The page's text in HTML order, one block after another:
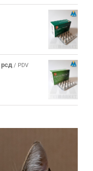
рсд / PDV